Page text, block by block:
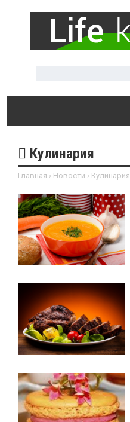
Кулинария
Главная › Новости › Кулинария